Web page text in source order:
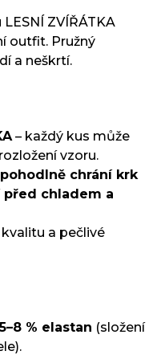
ZVÍŘÁTKA
outfit. Pružný
a neškrtí.
– každý kus může
vzoru.
chrání krk
před chladem a
a pečlivé
% elastan (složení